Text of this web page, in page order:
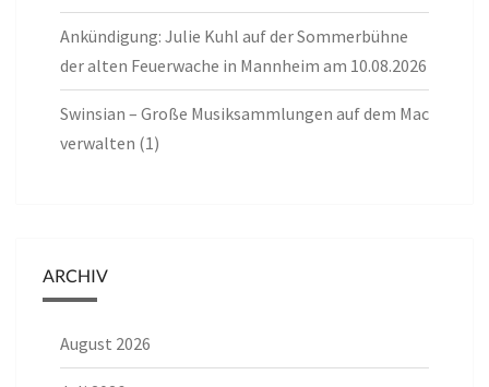
Ankündigung: Julie Kuhl auf der Sommerbühne
der alten Feuerwache in Mannheim am 10.08.2026
Swinsian – Große Musiksammlungen auf dem Mac
verwalten (1)
ARCHIV
August 2026